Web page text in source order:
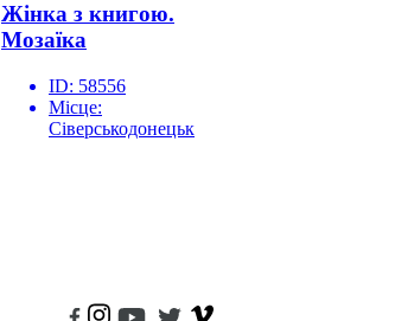
Жінка з книгою.
Мозаїка
ID: 58556
Місце:
Сіверськодонецьк